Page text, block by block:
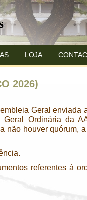
LOJA
2026)
Geral
Ordinária da
não houver quórum,
referentes à